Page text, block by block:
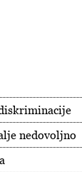
nedovoljno